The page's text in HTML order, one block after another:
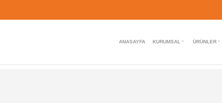
ANASAYFA KURUMSAL ÜRÜNLER